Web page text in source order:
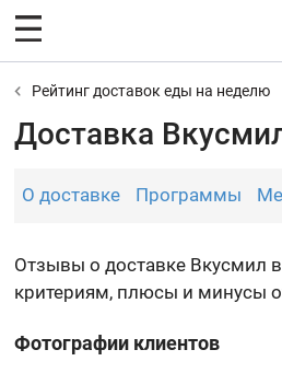
Рейтинг доставок еды на неделю
Доставка
О доставке Программы
Отзывы о доставке Вкусмил
критериям, плюсы и минусы
Фотографии клиентов